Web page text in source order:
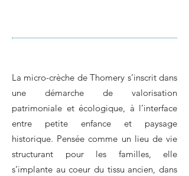
La micro-crèche de Thomery s’inscrit dans
une démarche de valorisation
patrimoniale et écologique, à l’interface
entre petite enfance et paysage
historique. Pensée comme un lieu de vie
structurant pour les familles, elle
s’implante au coeur du tissu ancien, dans